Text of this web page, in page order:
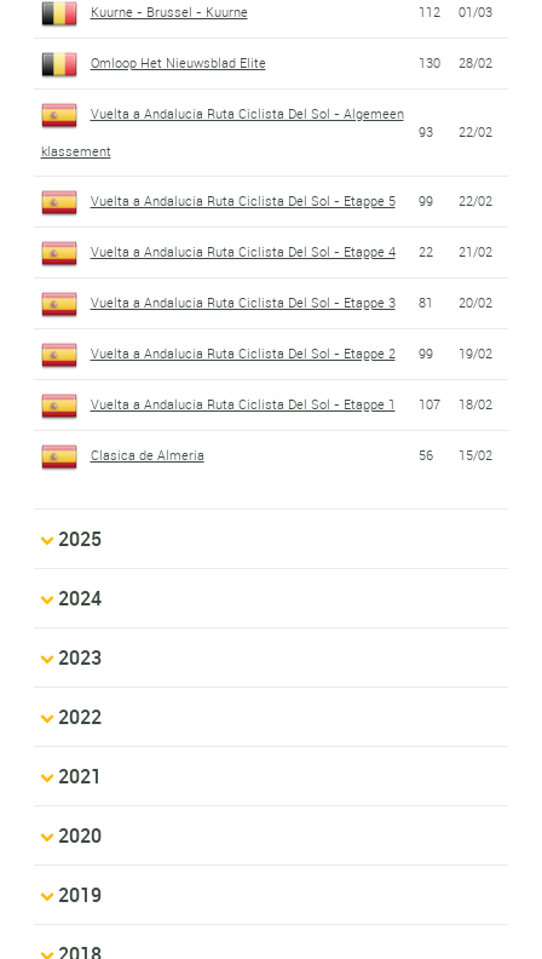
Kuurne - Brussel - Kuurne 112 01/03
Omloop Het Nieuwsblad Elite 130 28/02
Vuelta a Andalucia Ruta Ciclista Del Sol - Algemeen
klassement
93 22/02
Vuelta a Andalucia Ruta Ciclista Del Sol - Etappe 5 99 22/02
Vuelta a Andalucia Ruta Ciclista Del Sol - Etappe 4 22 21/02
Vuelta a Andalucia Ruta Ciclista Del Sol - Etappe 3 81 20/02
Vuelta a Andalucia Ruta Ciclista Del Sol - Etappe 2 99 19/02
Vuelta a Andalucia Ruta Ciclista Del Sol - Etappe 1 107 18/02
Clasica de Almeria 56 15/02
2025
2024
2023
2022
2021
2020
2019